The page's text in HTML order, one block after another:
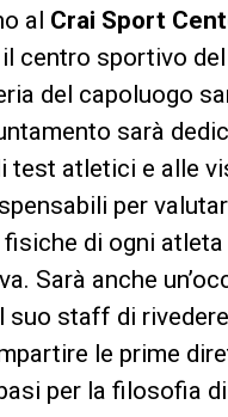
al Crai Sport
il centro sportivo
del capoluogo
sarà
test atletici e alle
per
di ogni atleta
Sarà anche
suo staff di
le prime
per la filosofia